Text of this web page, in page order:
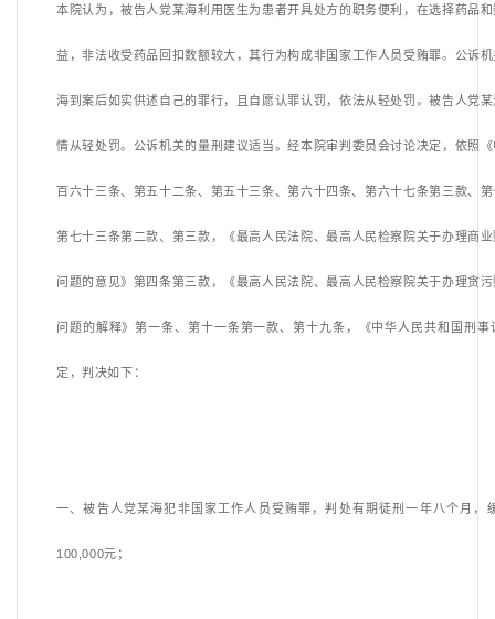
本院认为，被告人党某海利用医生为患者开具处方的职务便利，在选择药品
益，非法收受药品回扣数额较大，其行为构成非国家工作人员受贿罪。公诉
海到案后如实供述自己的罪行，且自愿认罪认罚，依法从轻处罚。被告人党
情从轻处罚。公诉机关的量刑建议适当。经本院审判委员会讨论决定，依照《
百六十三条、 第五十二条、 第五十三条、第六十四条、第六十七条第三款、
第七十三条第二款、第三款，《最高人民法院、最高人民检察院关于办理商
问题的意见》第四条第三款，《最高人民法院、最高人民检察院关于办理贪
问题的解释》第一条、 第十一条第一款、第十九条，《中华人民共和国刑事
定，判决如下：
一、被告人党某海犯非国家工作人员受贿罪，判处有期徒刑一年八个月，
100,000元；